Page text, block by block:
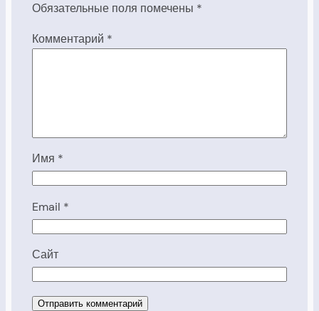
Обязательные поля помечены *
Комментарий *
Имя *
Email *
Сайт